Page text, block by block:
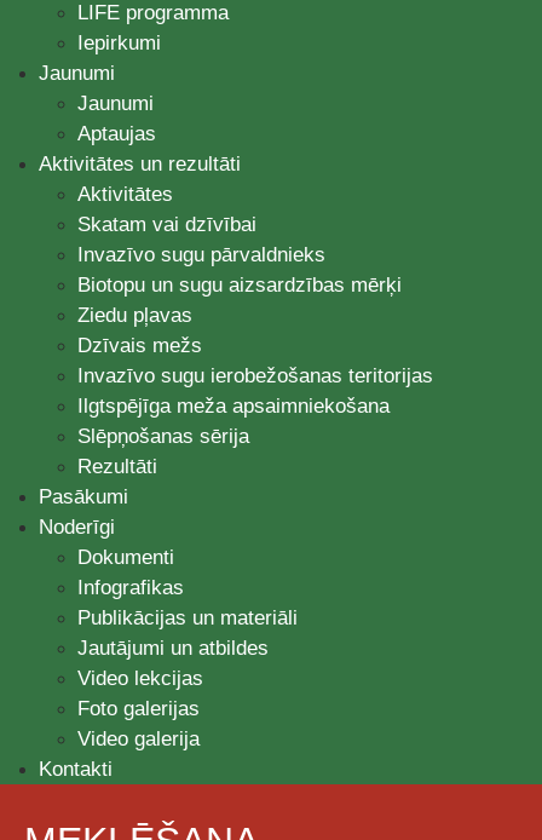
LIFE programma
Iepirkumi
Jaunumi
Jaunumi
Aptaujas
Aktivitātes un rezultāti
Aktivitātes
Skatam vai dzīvībai
Invazīvo sugu pārvaldnieks
Biotopu un sugu aizsardzības mērķi
Ziedu pļavas
Dzīvais mežs
Invazīvo sugu ierobežošanas teritorijas
Ilgtspējīga meža apsaimniekošana
Slēpņošanas sērija
Rezultāti
Pasākumi
Noderīgi
Dokumenti
Infografikas
Publikācijas un materiāli
Jautājumi un atbildes
Video lekcijas
Foto galerijas
Video galerija
Kontakti